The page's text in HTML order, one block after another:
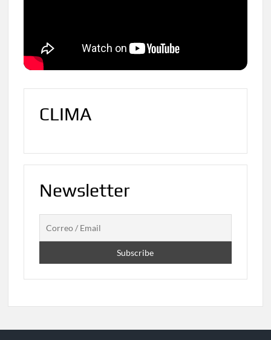
CLIMA
Newsletter